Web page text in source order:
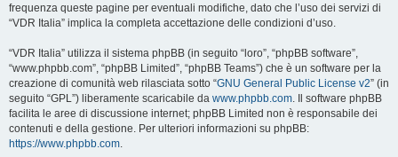
frequenza queste pagine per eventuali modifiche, dato che l’uso dei servizi di
“VDR Italia” implica la completa accettazione delle condizioni d’uso.
“VDR Italia” utilizza il sistema phpBB (in seguito “loro”, “phpBB software”,
“www.phpbb.com”, “phpBB Limited”, “phpBB Teams”) che è un software per la
creazione di comunità web rilasciata sotto “GNU General Public License v2” (in
seguito “GPL”) liberamente scaricabile da www.phpbb.com. Il software phpBB
facilita le aree di discussione internet; phpBB Limited non è responsabile dei
contenuti e della gestione. Per ulteriori informazioni su phpBB:
https://www.phpbb.com.